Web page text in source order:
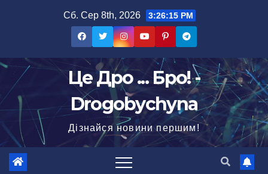
Сб. Сер 8th, 2026 3:26:16 PM
Це Дро ... Бро! -
Drogobychyna
Дізнайся новини першим!